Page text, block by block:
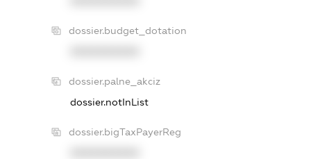
dossier.budget_dotation
dossier.palne_akciz
dossier.notInList
dossier.bigTaxPayerReg